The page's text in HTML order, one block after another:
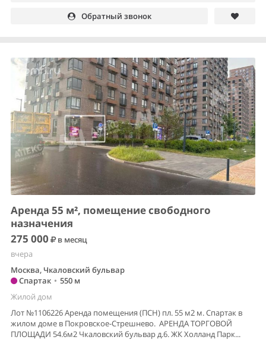
Обратный звонок
Аренда 55 м², помещение свободного
назначения
275 000
в месяц
вчера
Москва, Чкаловский бульвар
Спартак • 550 м
Жилой дом
Лот №1106226 Аренда помещения (ПСН) пл. 55 м2 м. Спартак в
жилом доме в Покровское-Стрешнево. АРЕНДА ТОРГОВОЙ
ПЛОЩАДИ 54.6м2 Чкаловский бульвар д.6. ЖК Холланд Парк...